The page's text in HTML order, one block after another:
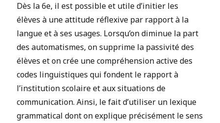
Dès la 6e, il est possible et utile d’initier les
élèves à une attitude réflexive par rapport à la
langue et à ses usages. Lorsqu’on diminue la part
des automatismes, on supprime la passivité des
élèves et on crée une compréhension active des
codes linguistiques qui fondent le rapport à
l’institution scolaire et aux situations de
communication. Ainsi, le fait d’utiliser un lexique
grammatical dont on explique précisément le sens